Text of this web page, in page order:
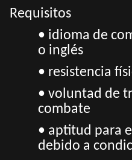
Requisitos
• idioma de
o inglés
• resistencia
• voluntad de
combate
• aptitud para
debido a